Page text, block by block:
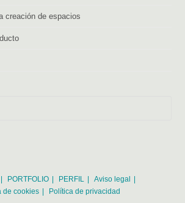
creación de espacios
PORTFOLIO PERFIL
Aviso legal
de cookies
Política de privacidad